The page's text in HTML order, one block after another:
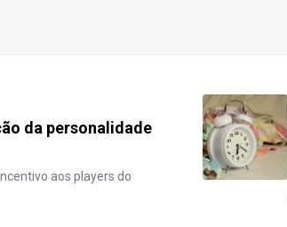
da personalidade
aos players do